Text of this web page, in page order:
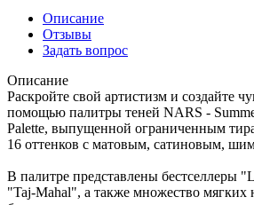
Описание
Отзывы
Задать вопрос
Описание
Раскройте свой артистизм и создайте
помощью палитры теней NARS -
Palette, выпущенной ограниченным
16 оттенков с матовым, сатиновым,
В палитре представлены бестселлеры
"Taj-Mahal", а также множество мягких